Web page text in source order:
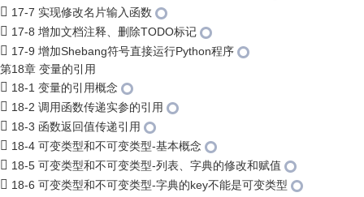
17-7 实现修改名片输入函数
17-8 增加文档注释、删除TODO标记
17-9 增加Shebang符号直接运行Python程序
第18章 变量的引用
18-1 变量的引用概念
18-2 调用函数传递实参的引用
18-3 函数返回值传递引用
18-4 可变类型和不可变类型-基本概念
18-5 可变类型和不可变类型-列表、字典的修改和赋值
18-6 可变类型和不可变类型-字典的key不能是可变类型